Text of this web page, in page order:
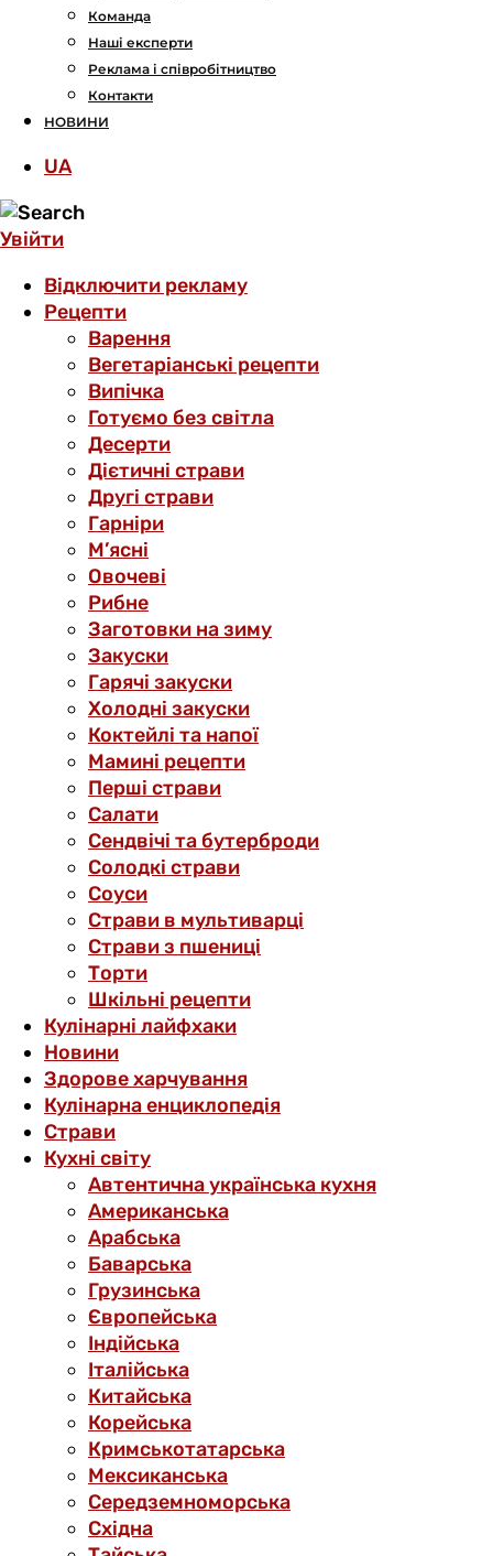
Команда
Наші експерти
Реклама і співробітництво
Контакти
НОВИНИ
UA
Увійти
Відключити рекламу
Рецепти
Варення
Вегетаріанські рецепти
Випічка
Готуємо без світла
Десерти
Дієтичні страви
Другі страви
Гарніри
М’ясні
Овочеві
Рибне
Заготовки на зиму
Закуски
Гарячі закуски
Холодні закуски
Коктейлі та напої
Мамині рецепти
Перші страви
Салати
Сендвічі та бутерброди
Солодкі страви
Соуси
Страви в мультиварці
Страви з пшениці
Торти
Шкільні рецепти
Кулінарні лайфхаки
Новини
Здорове харчування
Кулінарна енциклопедія
Страви
Кухні світу
Автентична українська кухня
Американська
Арабська
Баварська
Грузинська
Європейська
Індійська
Італійська
Китайська
Корейська
Кримськотатарська
Мексиканська
Середземноморська
Східна